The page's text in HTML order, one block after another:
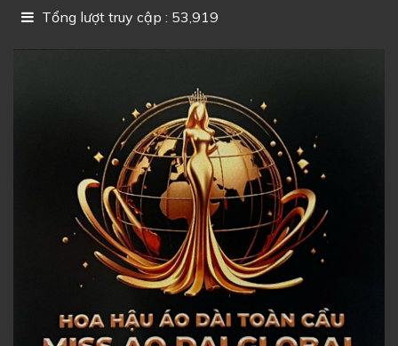
Tổng lượt truy cập : 53,919